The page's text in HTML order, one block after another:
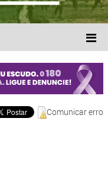
Comunicar erro